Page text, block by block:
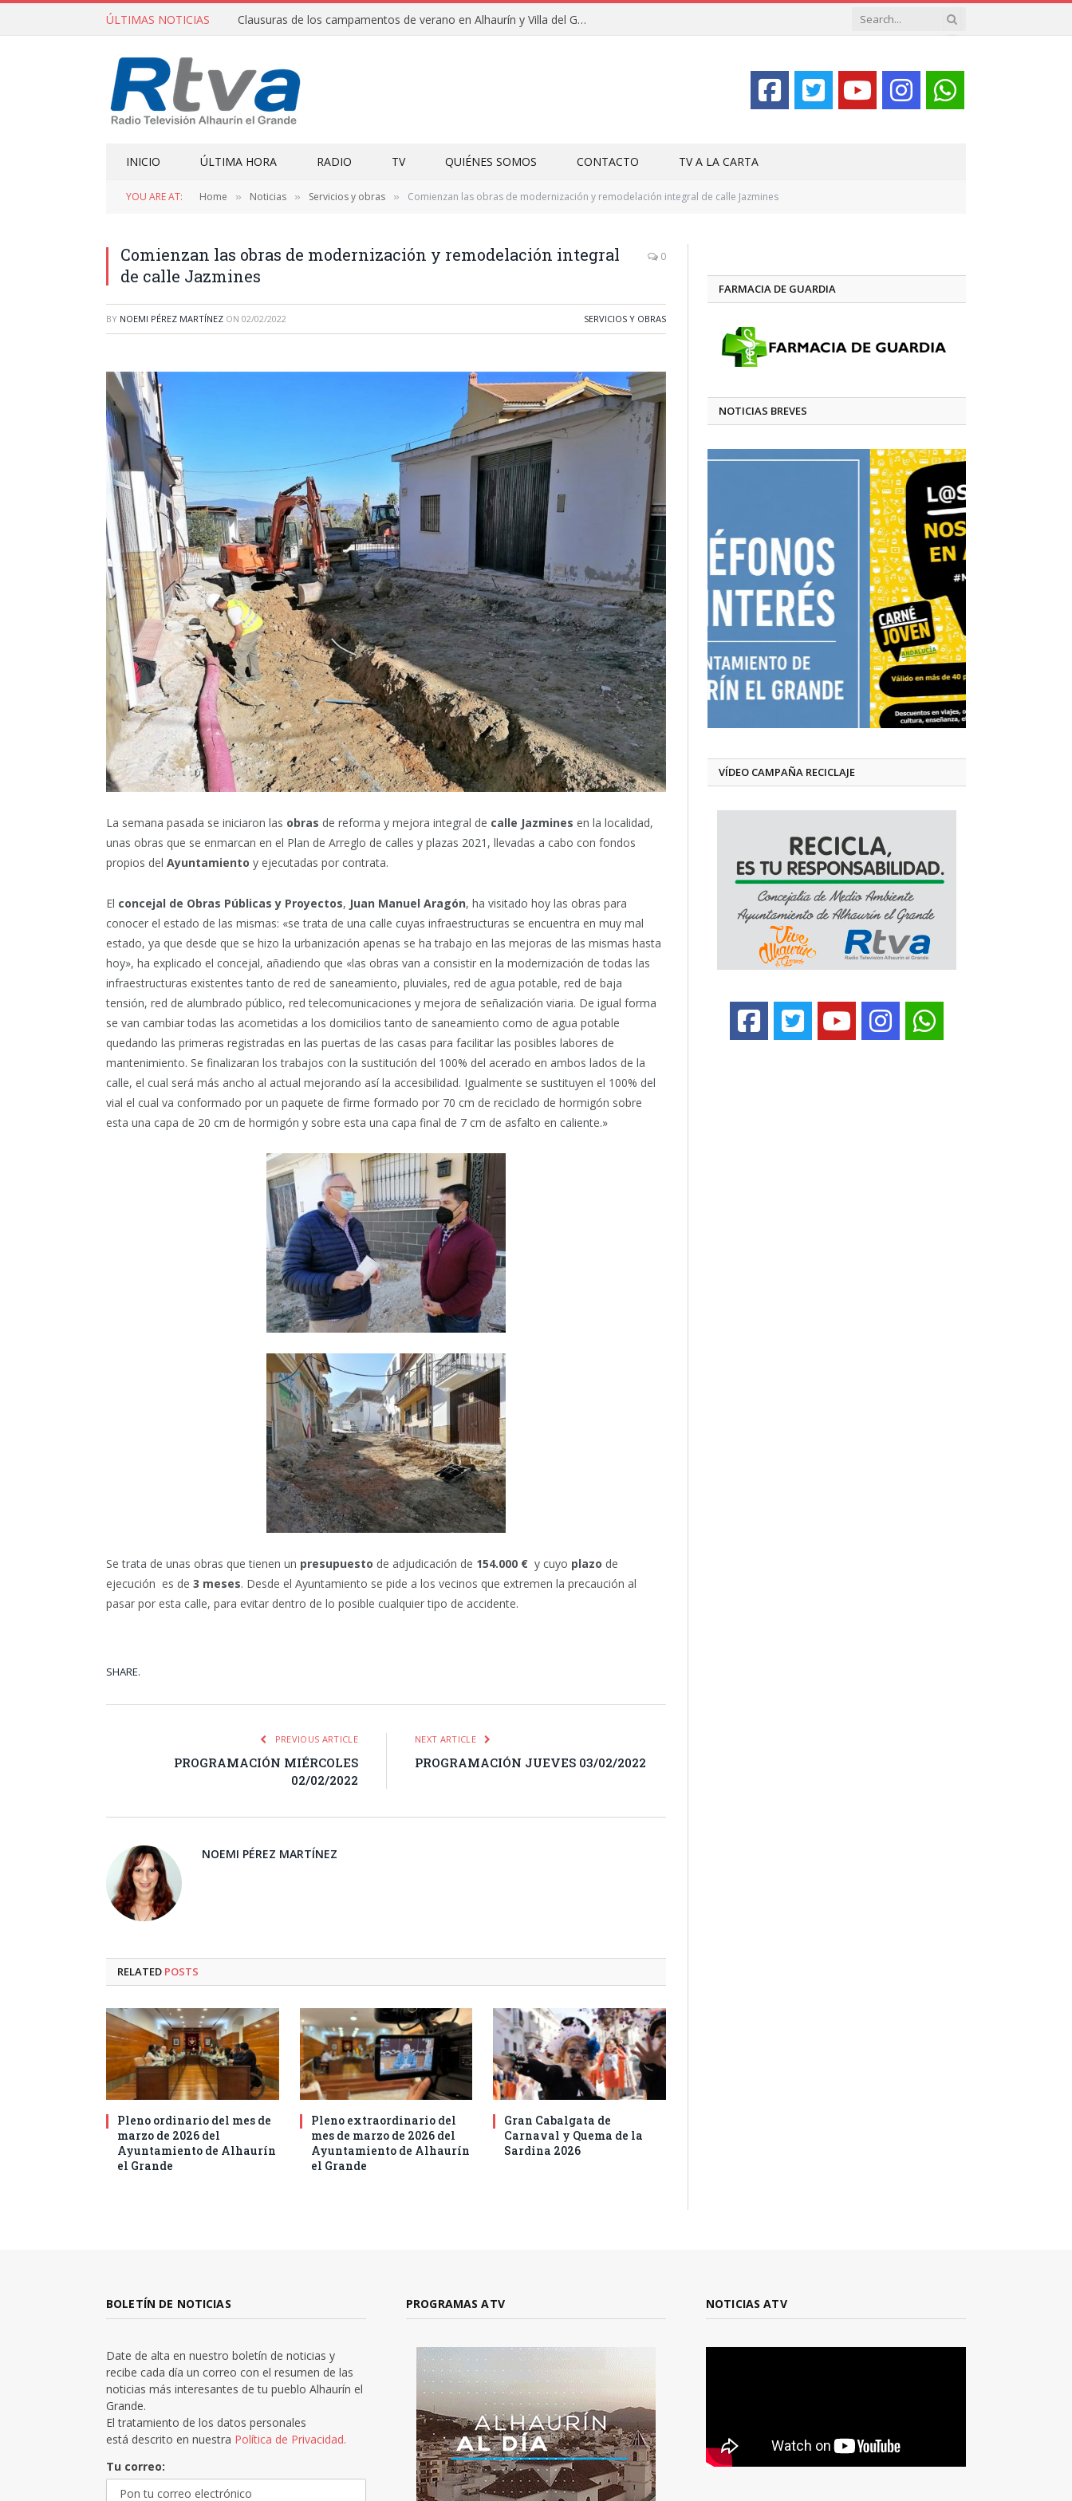
ÚLTIMAS NOTICIAS Clausuras de los campamentos de verano en Alhaurín y Villa del Guadalhorce 2026
INICIO ÚLTIMA HORA RADIO TV QUIÉNES SOMOS CONTACTO TV A LA CARTA
YOU ARE AT: Home » Noticias » Servicios y obras » Comienzan las obras de modernización y remodelación integral de calle Jazmines
Comienzan las obras de modernización y remodelación integral
de calle Jazmines
0
BY NOEMI PÉREZ MARTÍNEZ ON 02/02/2022 SERVICIOS Y OBRAS
La semana pasada se iniciaron las obras de reforma y mejora integral de calle Jazmines en la localidad,
unas obras que se enmarcan en el Plan de Arreglo de calles y plazas 2021, llevadas a cabo con fondos
propios del Ayuntamiento y ejecutadas por contrata.
El concejal de Obras Públicas y Proyectos, Juan Manuel Aragón, ha visitado hoy las obras para
conocer el estado de las mismas: «se trata de una calle cuyas infraestructuras se encuentra en muy mal
estado, ya que desde que se hizo la urbanización apenas se ha trabajo en las mejoras de las mismas hasta
hoy», ha explicado el concejal, añadiendo que «las obras van a consistir en la modernización de todas las
infraestructuras existentes tanto de red de saneamiento, pluviales, red de agua potable, red de baja
tensión, red de alumbrado público, red telecomunicaciones y mejora de señalización viaria. De igual forma
se van cambiar todas las acometidas a los domicilios tanto de saneamiento como de agua potable
quedando las primeras registradas en las puertas de las casas para facilitar las posibles labores de
mantenimiento. Se finalizaran los trabajos con la sustitución del 100% del acerado en ambos lados de la
calle, el cual será más ancho al actual mejorando así la accesibilidad. Igualmente se sustituyen el 100% del
vial el cual va conformado por un paquete de firme formado por 70 cm de reciclado de hormigón sobre
esta una capa de 20 cm de hormigón y sobre esta una capa final de 7 cm de asfalto en caliente.»
Se trata de unas obras que tienen un presupuesto de adjudicación de 154.000 € y cuyo plazo de
ejecución es de 3 meses. Desde el Ayuntamiento se pide a los vecinos que extremen la precaución al
pasar por esta calle, para evitar dentro de lo posible cualquier tipo de accidente.
SHARE.
PREVIOUS ARTICLE
PROGRAMACIÓN MIÉRCOLES
02/02/2022
NEXT ARTICLE
PROGRAMACIÓN JUEVES 03/02/2022
NOEMI PÉREZ MARTÍNEZ
RELATED POSTS
Pleno ordinario del mes de
marzo de 2026 del
Ayuntamiento de Alhaurín
el Grande
Pleno extraordinario del
mes de marzo de 2026 del
Ayuntamiento de Alhaurín
el Grande
Gran Cabalgata de
Carnaval y Quema de la
Sardina 2026
FARMACIA DE GUARDIA
NOTICIAS BREVES
VÍDEO CAMPAÑA RECICLAJE
BOLETÍN DE NOTICIAS
Date de alta en nuestro boletín de noticias y
recibe cada día un correo con el resumen de las
noticias más interesantes de tu pueblo Alhaurín el
Grande.
El tratamiento de los datos personales
está descrito en nuestra Política de Privacidad.
Tu correo:
PROGRAMAS ATV NOTICIAS ATV